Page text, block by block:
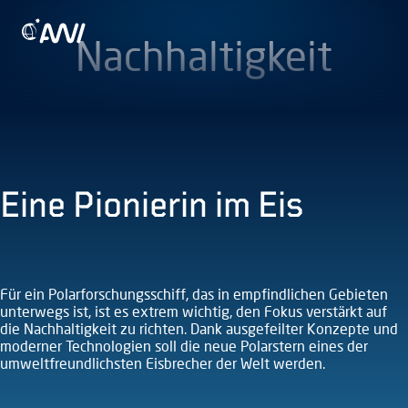
Inhalt
springen
Zur Startseite
Nachhaltigkeit
Eine Pionierin im Eis
Für ein Polarforschungsschiff, das in empfindlichen Gebieten
unterwegs ist, ist es extrem wichtig, den Fokus verstärkt auf
die Nachhaltigkeit zu richten. Dank ausgefeilter Konzepte und
moderner Technologien soll die neue Polarstern eines der
umweltfreundlichsten Eisbrecher der Welt werden.